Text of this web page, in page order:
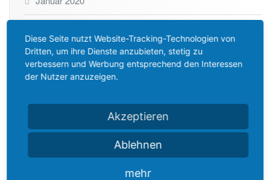
Oktober 2019
Juli 2019
November 2018
Diese Seite nutzt Website-Tracking-Technologien von
Dritten, um ihre Dienste anzubieten, stetig zu
verbessern und Werbung entsprechend den Interessen
der Nutzer anzuzeigen.
Akzeptieren
Ablehnen
mehr